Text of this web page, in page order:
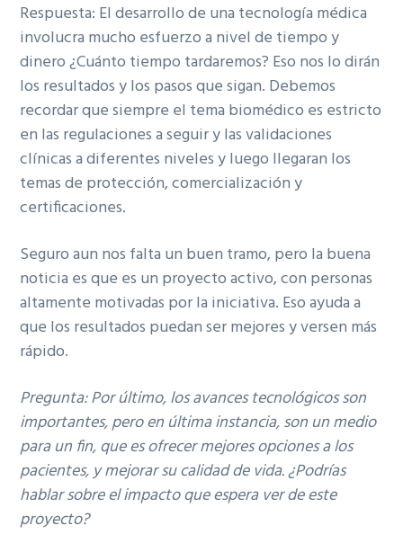
Respuesta: El desarrollo de una tecnología médica
involucra mucho esfuerzo a nivel de tiempo y
dinero ¿Cuánto tiempo tardaremos? Eso nos lo dirán
los resultados y los pasos que sigan. Debemos
recordar que siempre el tema biomédico es estricto
en las regulaciones a seguir y las validaciones
clínicas a diferentes niveles y luego llegaran los
temas de protección, comercialización y
certificaciones.
Seguro aun nos falta un buen tramo, pero la buena
noticia es que es un proyecto activo, con personas
altamente motivadas por la iniciativa. Eso ayuda a
que los resultados puedan ser mejores y versen más
rápido.
Pregunta: Por último, los avances tecnológicos son
importantes, pero en última instancia, son un medio
para un fin, que es ofrecer mejores opciones a los
pacientes, y mejorar su calidad de vida. ¿Podrías
hablar sobre el impacto que espera ver de este
proyecto?